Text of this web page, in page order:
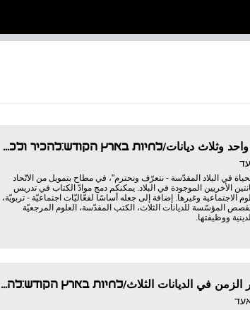
الحياة في البلاد المقدّسة نتعرّف ونحترم رب واحد وثلاث ديانات/לחיות בארץ הקודש:להכיר ולכבד-אל אחד ושל
في البلاد المقدّسة - نتعرّف ونحترم"، في مطاح بتمويل من الاتّحاد
الأخريين الموجودة في البلاد. يمكنكم دمج موادّ الكتاب في تدريس
الاجتماعية وغيرها. إضافة إلى جعله أساسًا لفعّاليّات اجتماعيّة - تربويّة،
المؤسّسة للديانات الثلاث، الكتب المقدّسة، العلوم المرجعيّة
ووظيفتها.
الحياة في البلاد المقدسة نتعرف ونحترم دوائر الزمن في الديانات الثلاث/לחיות בארץ הקודש:להכיר ולכבד-מע